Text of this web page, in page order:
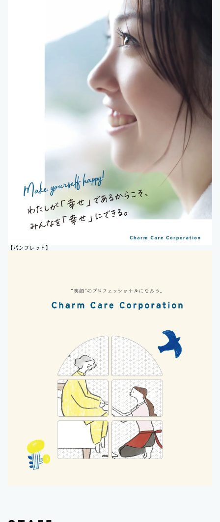
【パンフレット】